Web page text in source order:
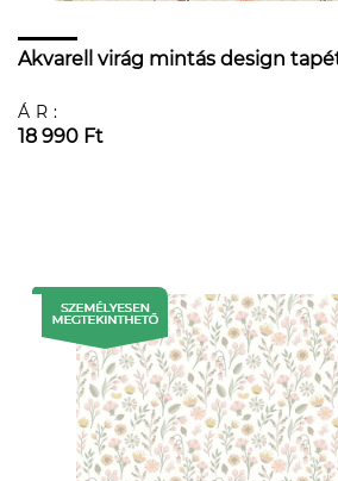
Akvarell virág mintás design
ÁR:
18 990 Ft